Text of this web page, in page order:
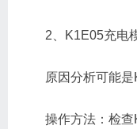
2、K1E05充电
原因分析可能
操作方法：检